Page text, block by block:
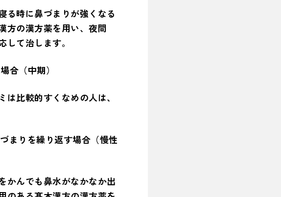
る時に鼻づまりが強くなる
方の漢方薬を用い、夜間
て治します。
合（中期）
比較的すくなめの人は、
まりを繰り返す場合（慢性
かんでも鼻水がなかなか出